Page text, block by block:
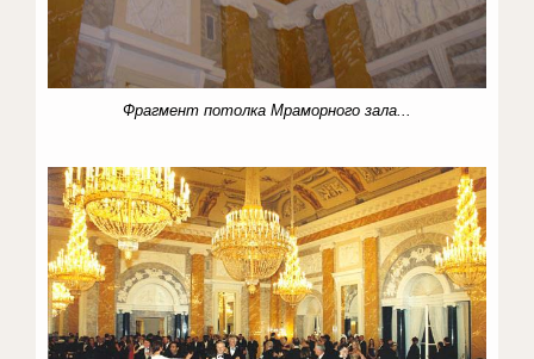
Фрагмент потолка Мраморного зала...